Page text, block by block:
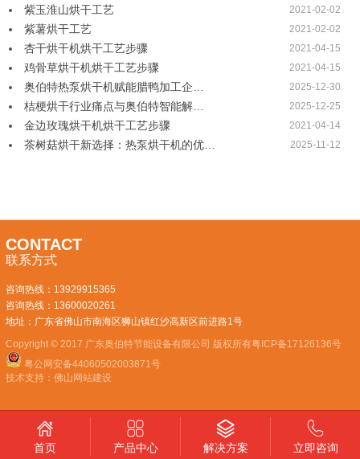
紫玉淮山烘干工艺 2021-02-02
紫薯烘干工艺 2021-02-02
杏干烘干机烘干工艺步骤 2021-04-15
鸡骨草烘干机烘干工艺步骤 2021-04-15
奥伯特热泵烘干机赋能腊鸭加工企… 2025-12-30
桔梗烘干行业痛点与奥伯特智能解… 2025-12-25
金边玫瑰烘干机烘干工艺步骤 2021-04-14
茶树菇烘干新选择：热泵烘干机的优… 2025-11-12
CONTACT
联系方式
咨询热线： 13929915365
咨询热线： 13600020261
地址：广东省佛山市南海区狮山镇红沙高新区前进路1号
Copyright © 2017 广东奥伯特节能设备有限公司 版权所有粤ICP备17126136号
粤公网安备44060502003871号
技术支持： 佛山网站建设
首页 产品中心 解决方案 立即咨询